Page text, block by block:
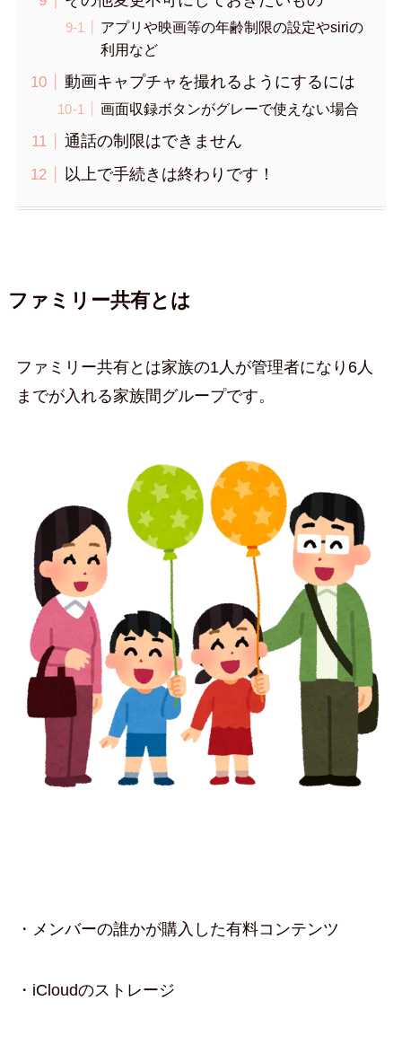
アプリや映画等の年齢制限の設定やsiriの
利用など
動画キャプチャを撮れるようにするには
画面収録ボタンがグレーで使えない場合
通話の制限はできません
以上で手続きは終わりです！
ファミリー共有とは
ファミリー共有とは家族の1人が管理者になり6人
までが入れる家族間グループです。
・メンバーの誰かが購入した有料コンテンツ
・iCloudのストレージ